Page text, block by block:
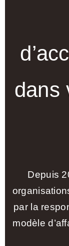
dans
Depuis
par la
modèle